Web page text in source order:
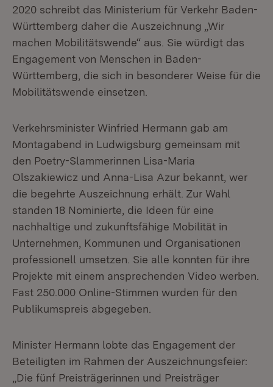
2020 schreibt das Ministerium für Verkehr Baden-
Württemberg daher die Auszeichnung „Wir
machen Mobilitätswende“ aus. Sie würdigt das
Engagement von Menschen in Baden-
Württemberg, die sich in besonderer Weise für die
Mobilitätswende einsetzen.
Verkehrsminister Winfried Hermann gab am
Montagabend in Ludwigsburg gemeinsam mit
den Poetry-Slammerinnen Lisa-Maria
Olszakiewicz und Anna-Lisa Azur bekannt, wer
die begehrte Auszeichnung erhält. Zur Wahl
standen 18 Nominierte, die Ideen für eine
nachhaltige und zukunftsfähige Mobilität in
Unternehmen, Kommunen und Organisationen
professionell umsetzen. Sie alle konnten für ihre
Projekte mit einem ansprechenden Video werben.
Fast 250.000 Online-Stimmen wurden für den
Publikumspreis abgegeben.
Minister Hermann lobte das Engagement der
Beteiligten im Rahmen der Auszeichnungsfeier:
„Die fünf Preisträgerinnen und Preisträger